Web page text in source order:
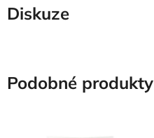
Diskuze
Podobné produkty